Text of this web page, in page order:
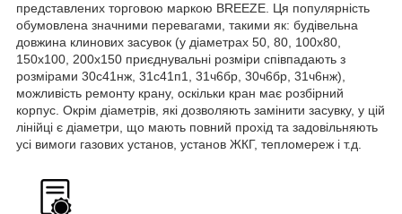
представлених торговою маркою BREEZE. Ця популярність
обумовлена значними перевагами, такими як: будівельна
довжина клинових засувок (у діаметрах 50, 80, 100х80,
150х100, 200х150 приєднувальні розміри співпадають з
розмірами 30с41нж, 31с41п1, 31ч6бр, 30ч6бр, 31ч6нж),
можливість ремонту крану, оскільки кран має розбірний
корпус. Окрім діаметрів, які дозволяють замінити засувку, у цій
лінійці є діаметри, що мають повний прохід та задовільняють
усі вимоги газових установ, установ ЖКГ, тепломереж і т.д.